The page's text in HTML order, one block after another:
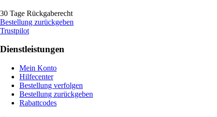
30 Tage Rückgaberecht
Bestellung zurückgeben
Trustpilot
Dienstleistungen
Mein Konto
Hilfecenter
Bestellung verfolgen
Bestellung zurückgeben
Rabattcodes